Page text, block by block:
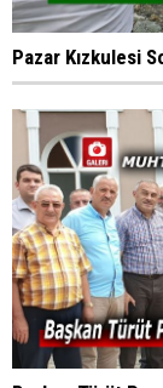
Pazar Kızkulesi